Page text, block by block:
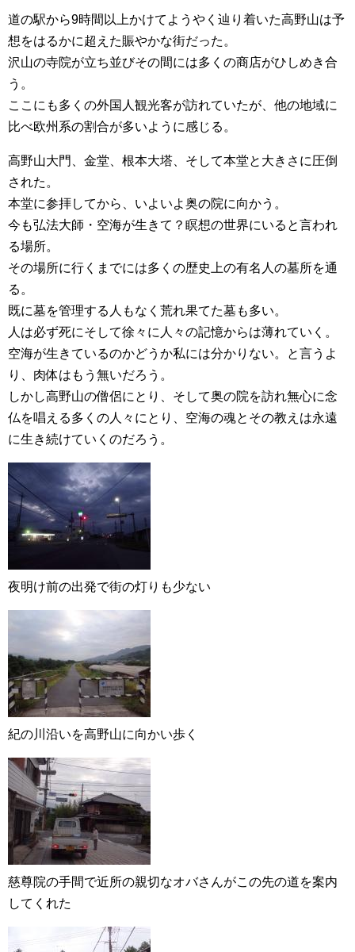
道の駅から9時間以上かけてようやく辿り着いた高野山は予
想をはるかに超えた賑やかな街だった。
沢山の寺院が立ち並びその間には多くの商店がひしめき合
う。
ここにも多くの外国人観光客が訪れていたが、他の地域に
比べ欧州系の割合が多いように感じる。
高野山大門、金堂、根本大塔、そして本堂と大きさに圧倒
された。
本堂に参拝してから、いよいよ奥の院に向かう。
今も弘法大師・空海が生きて？瞑想の世界にいると言われ
る場所。
その場所に行くまでには多くの歴史上の有名人の墓所を通
る。
既に墓を管理する人もなく荒れ果てた墓も多い。
人は必ず死にそして徐々に人々の記憶からは薄れていく。
空海が生きているのかどうか私には分かりない。と言うよ
り、肉体はもう無いだろう。
しかし高野山の僧侶にとり、そして奥の院を訪れ無心に念
仏を唱える多くの人々にとり、空海の魂とその教えは永遠
に生き続けていくのだろう。
夜明け前の出発で街の灯りも少ない
紀の川沿いを高野山に向かい歩く
慈尊院の手間で近所の親切なオバさんがこの先の道を案内
してくれた